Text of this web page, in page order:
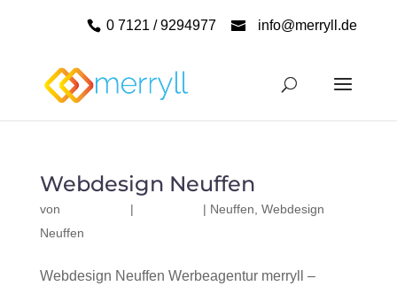
0 7121 / 9294977 info@merryll.de
Webdesign Neuffen
von | | Neuffen Webdesign
Neuffen
Webdesign Neuffen Werbeagentur merryll –